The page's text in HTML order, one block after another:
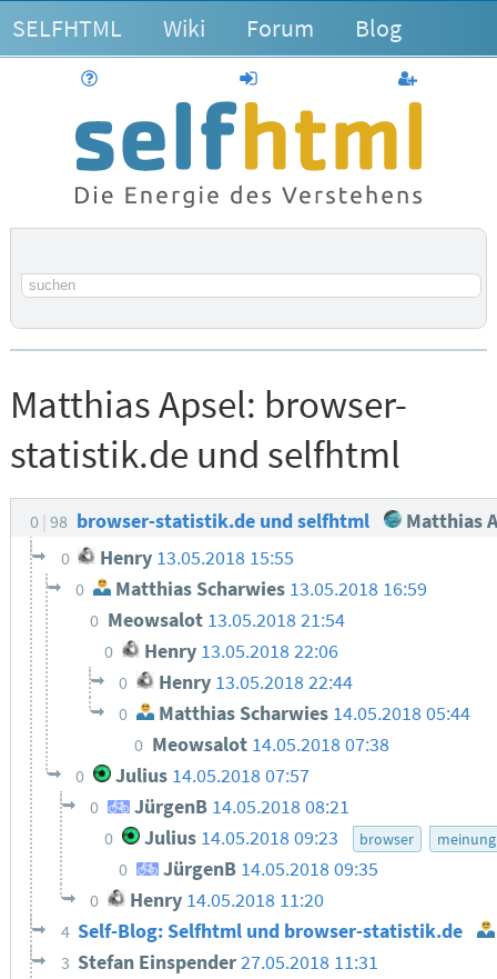
SELFHTML Wiki Forum Blog
anmelden
Suchbegriff
Matthias Apsel: browser-
statistik.de und selfhtml
0 98 browser-statistik.de und selfhtml Matthias
0 Henry 13.05.2018 15:55
0 Matthias Scharwies 13.05.2018 16:59
0 Meowsalot 13.05.2018 21:54
0 Henry 13.05.2018 22:06
0 Henry 13.05.2018 22:44
0 Matthias Scharwies 14.05.2018 05:44
0 Meowsalot 14.05.2018 07:38
0 Julius 14.05.2018 07:57
0 JürgenB 14.05.2018 08:21
0 Julius 14.05.2018 09:23 browser meinung
0 JürgenB 14.05.2018 09:35
0 Henry 14.05.2018 11:20
4 Self-Blog: Selfhtml und browser-statistik.de
3 Stefan Einspender27.05.2018 11:31